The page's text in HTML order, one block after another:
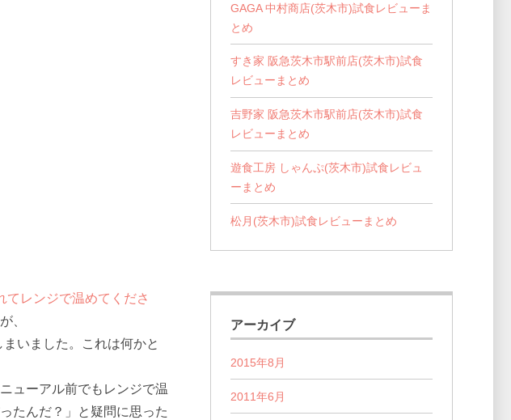
てレンジで温めてくださ
、
いました。これは何かと
ューアル前でもレンジで温
たんだ？」と疑問に思った
GAGA 中村商店(茨木市)試食レビューま
とめ
すき家 阪急茨木市駅前店(茨木市)試食
レビューまとめ
吉野家 阪急茨木市駅前店(茨木市)試食
レビューまとめ
遊食工房 しゃんぷ(茨木市)試食レビュ
ーまとめ
松月(茨木市)試食レビューまとめ
アーカイブ
2015年8月
2011年6月